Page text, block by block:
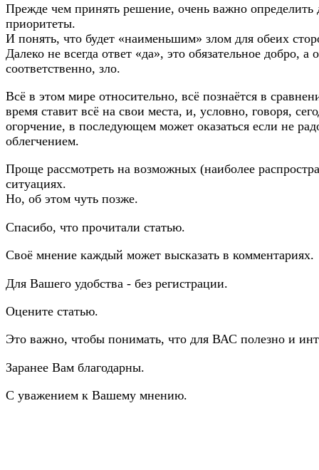
Прежде чем принять решение, очень важно определить
приоритеты.
И понять, что будет «наименьшим» злом для обеих
Далеко не всегда ответ «да», это обязательное добро, а
соответственно, зло.
Всё в этом мире относительно, всё познаётся в
время ставит всё на свои места, и, условно, говоря,
огорчение, в последующем может оказаться если не
облегчением.
Проще рассмотреть на возможных (наиболее
ситуациях.
Но, об этом чуть позже.
Спасибо, что прочитали статью.
Своё мнение каждый может высказать в комментариях.
Для Вашего удобства - без регистрации.
Оцените статью.
Это важно, чтобы понимать, что для ВАС полезно и
Заранее Вам благодарны.
С уважением к Вашему мнению.